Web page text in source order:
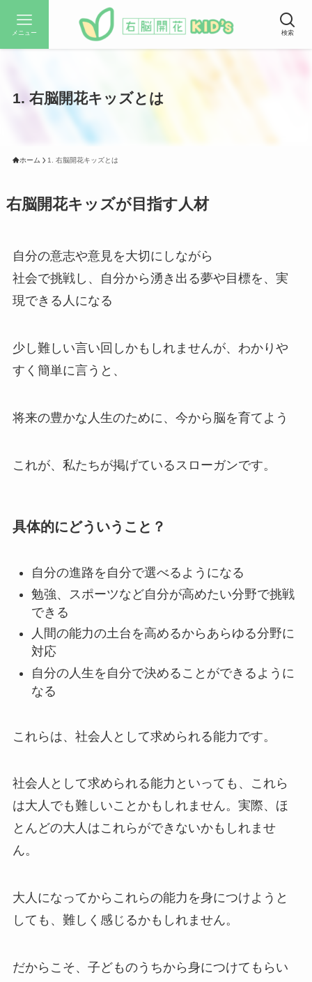
検索
メニュー
1. 右脳開花キッズとは
ホーム 1. 右脳開花キッズとは
右脳開花キッズが目指す人材
自分の意志や意見を大切にしながら
社会で挑戦し、自分から湧き出る夢や目標を、実
現できる人になる
少し難しい言い回しかもしれませんが、わかりや
すく簡単に言うと、
将来の豊かな人生のために、今から脳を育てよう
これが、私たちが掲げているスローガンです。
具体的にどういうこと？
自分の進路を自分で選べるようになる
勉強、スポーツなど自分が高めたい分野で挑戦
できる
人間の能力の土台を高めるからあらゆる分野に
対応
自分の人生を自分で決めることができるように
なる
これらは、社会人として求められる能力です。
社会人として求められる能力といっても、これら
は大人でも難しいことかもしれません。実際、ほ
とんどの大人はこれらができないかもしれませ
ん。
大人になってからこれらの能力を身につけようと
しても、難しく感じるかもしれません。
だからこそ、子どものうちから身につけてもらい